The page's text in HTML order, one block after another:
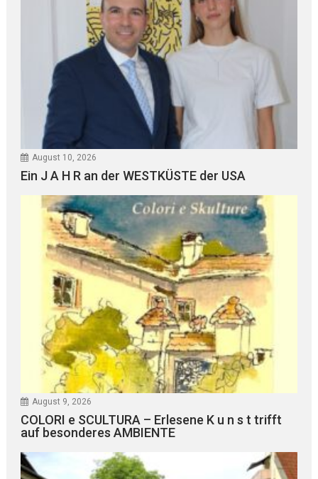
August 10, 2026
Ein J A H R an der WESTKÜSTE der USA
August 9, 2026
COLORI e SCULTURA – Erlesene K u n s t trifft
auf besonderes AMBIENTE